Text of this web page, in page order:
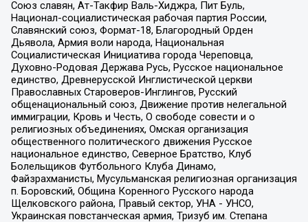
Союз славян, Ат-Такфир Валь-Хиджра, Пит Буль,
Национал-социалистическая рабочая партия России,
Славянский союз, Формат-18, Благородный Орден
Дьявола, Армия воли народа, Национальная
Социалистическая Инициатива города Череповца,
Духовно-Родовая Держава Русь, Русское национальное
единство, Древнерусской Инглистической церкви
Православных Староверов-Инглингов, Русский
общенациональный союз, Движение против нелегальной
иммиграции, Кровь и Честь, О свободе совести и о
религиозных объединениях, Омская организация
общественного политического движения Русское
национальное единство, Северное Братство, Клуб
Болельщиков Футбольного Клуба Динамо,
Файзрахманисты, Мусульманская религиозная организация
п. Боровский, Община Коренного Русского народа
Щелковского района, Правый сектор, УНА - УНСО,
Украинская повстанческая армия, Тризуб им. Степана